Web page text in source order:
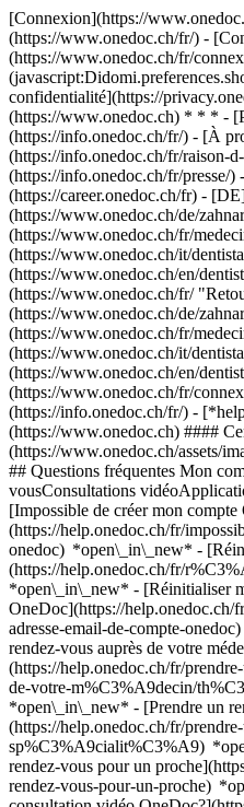
[Connexion](https://
(https://www.onedoc.ch/fr/) -
(https://www.onedoc.ch/fr/
confidentialité](https://
(https://www.onedoc.ch) * * * -
(https://info.onedoc.ch/fr/) - [À
(https://info.onedoc.ch/fr/raison-
(https://info.onedoc.ch/fr/presse/)
(https://career.onedoc.ch/fr) -
(https://www.onedoc.ch/de/
(https://www.onedoc.ch/fr/
(https://www.onedoc.ch/it/
(https://www.onedoc.ch/en/
(https://www.onedoc.ch/fr/
(https://www.onedoc.ch/de/
(https://www.onedoc.ch/fr/
(https://www.onedoc.ch/it/
(https://www.onedoc.ch/en/
(https://www.onedoc.ch/fr/
(https://info.onedoc.ch/fr/) -
(https://www.onedoc.ch) ####
(https://www.onedoc.ch/assets/
## Questions fréquentes Mon
vousConsultations
[Impossible de créer mon
(https://help.onedoc.ch/fr/
onedoc) *open\_in\_new* -
(https://help.onedoc.ch/fr/
*open\_in\_new* - [Réinitialiser
OneDoc](https://
adresse-email-de-compte-
rendez-vous auprès de votre
(https://help.onedoc.ch/fr/
de-votre-m%C3%A9decin/
*open\_in\_new* - [Prendre un
(https://help.onedoc.ch/fr/
sp%C3%A9cialit%C3%A9)
rendez-vous pour un
rendez-vous-pour-un-proche)